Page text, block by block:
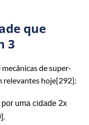
que
3
de super-
relevantes hoje[292]:
uma cidade 2x